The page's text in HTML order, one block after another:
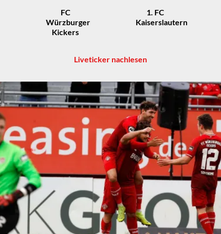
FC
Würzburger
Kickers
1. FC
Kaiserslautern
Liveticker nachlesen